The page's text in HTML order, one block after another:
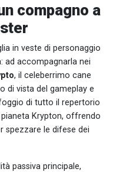
compagno a
in veste di personaggio
ad accompagnarla nei
, il celeberrimo cane
di vista del gameplay e
di tutto il repertorio
Krypton, offrendo
spezzare le difese dei
passiva principale,